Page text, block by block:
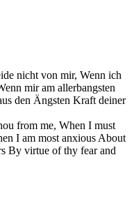
nicht von mir, Wenn ich
mir am allerbangsten
den Ängsten Kraft deiner
from me, When I must
I am most anxious About
By virtue of thy fear and